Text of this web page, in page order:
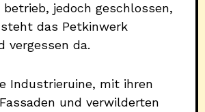
betrieb, jedoch geschlossen,
das Petkinwerk
vergessen da.
Industrieruine, mit ihren
und verwilderten